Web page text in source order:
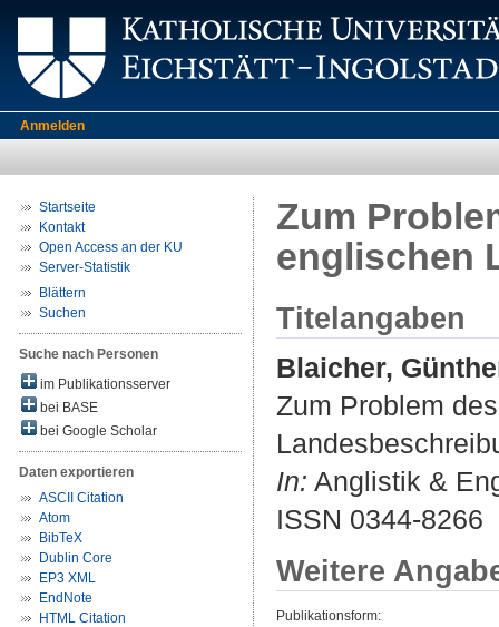
Anmelden
Startseite
Kontakt
Open Access an der KU
Server-Statistik
Blättern
Suchen
Suche nach Personen
im Publikationsserver
bei BASE
bei Google Scholar
Daten exportieren
ASCII Citation
Atom
BibTeX
Dublin Core
EP3 XML
EndNote
HTML Citation
Zum
englischen
Titelangaben
Blaicher,
Zum Problem
In: Anglistik &
ISSN 0344-8266
Weitere
Publikationsform: